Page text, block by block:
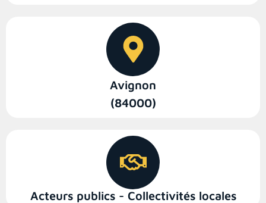
Avignon
(84000)
Acteurs publics - Collectivités locales